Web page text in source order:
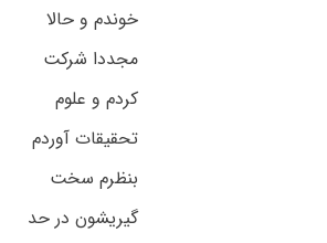
خوندم و حالا
مجددا شرکت
کردم و علوم
تحقیقات آوردم
بنظرم سخت
گیریشون در حد